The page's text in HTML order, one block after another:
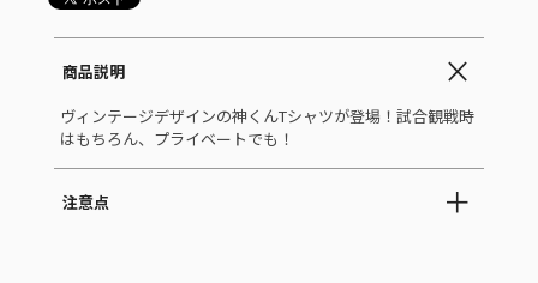
商品説明
ヴィンテージデザインの神くんTシャツが登場！試合観戦時
はもちろん、プライベートでも！
注意点